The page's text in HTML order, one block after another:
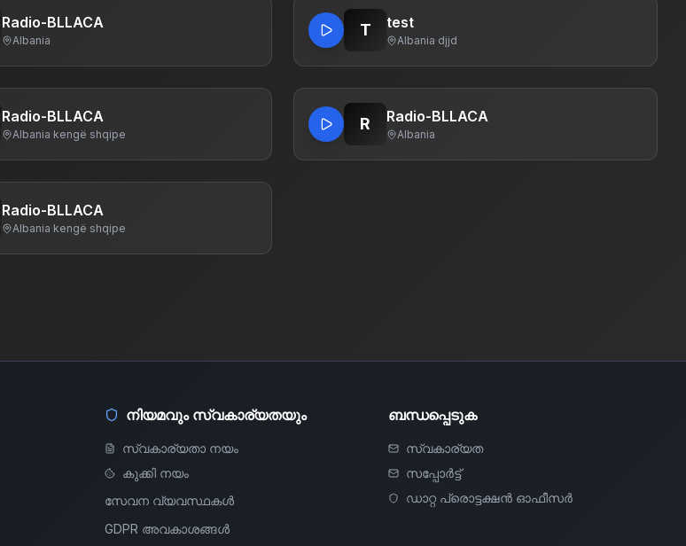
Radio-BLLACA
Albania
T test
Albania·djjd
Radio-BLLACA
Albania·kengë shqipe
R Radio-BLLACA
Albania
Radio-BLLACA
Albania·kengë shqipe
നിയമവും സ്വകാര്യതയും
സ്വകാര്യതാ നയം
കുക്കി നയം
സേവന വ്യവസ്ഥകൾ
GDPR അവകാശങ്ങൾ
ബന്ധപ്പെടുക
സ്വകാര്യത
സപ്പോർട്ട്
ഡാറ്റ പ്രൊട്ടക്ഷൻ ഓഫീസർ